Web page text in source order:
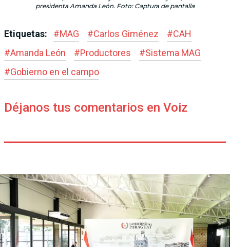
presidenta Amanda León. Foto: Captura de pantalla
Etiquetas: #MAG #Carlos Giménez #CAH
#Amanda León #Productores #Sistema MAG
#Gobierno en el campo
Déjanos tus comentarios en Voiz